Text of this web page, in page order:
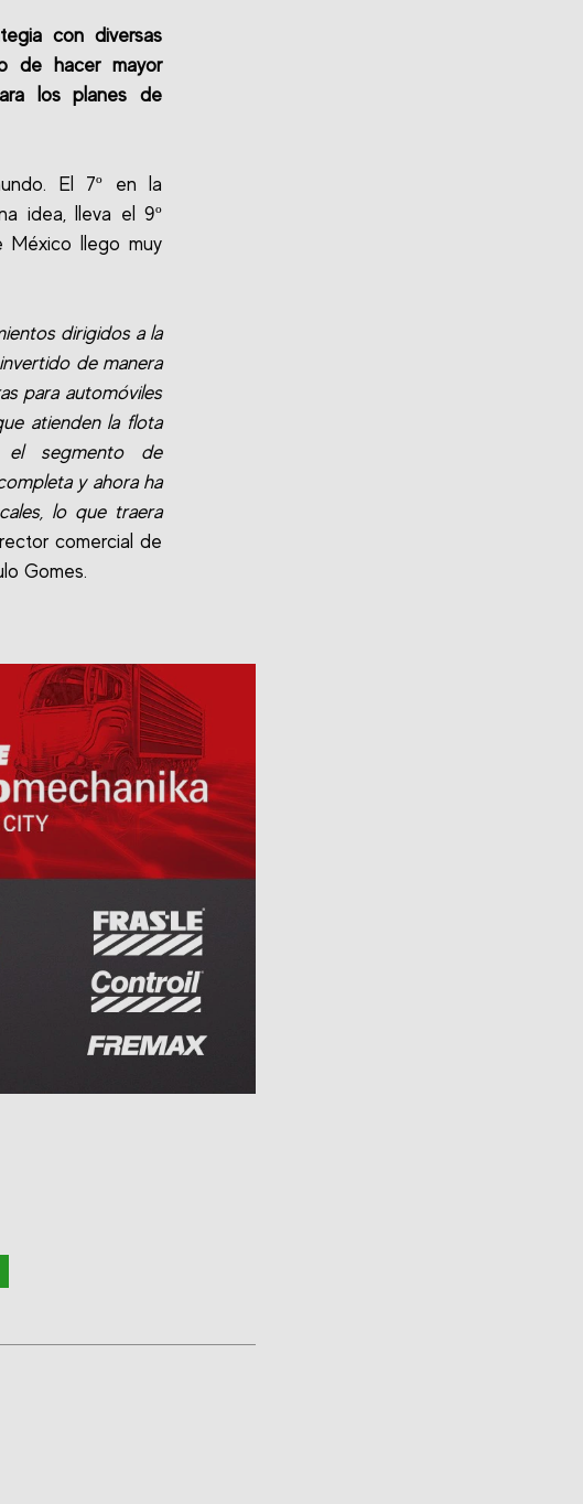
con diversas
de hacer mayor
los planes de
El 7º en la
idea, lleva el 9º
México llego muy
dirigidos a la
de manera
para automóviles
atienden la flota
el segmento de
y ahora ha
lo que traera
comercial de
Gomes.